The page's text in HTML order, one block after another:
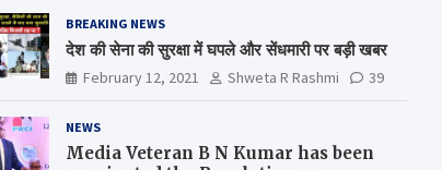
BREAKING NEWS
देश की सेना की सुरक्षा में घपले और सेंधमारी पर बड़ी खबर
February 12, 2021 Shweta R Rashmi 39
NEWS
Media Veteran B N Kumar has been